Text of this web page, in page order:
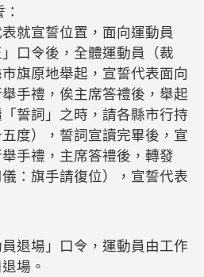
就宣誓位置，面向運動員
」口令後，全體運動員（裁
旗原地舉起，宣誓代表面向
手禮，俟主席答禮後，舉起
誓詞」之時，請各縣市行持
度），誓詞宣讀完畢後，宣
手禮，主席答禮後，轉發
儀：旗手請復位），宣誓代表
退場」口令，運動員由工作
場。